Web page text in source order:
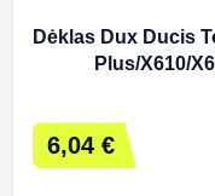
Dėklas Dux Ducis
Plus/X610/
6,04 €